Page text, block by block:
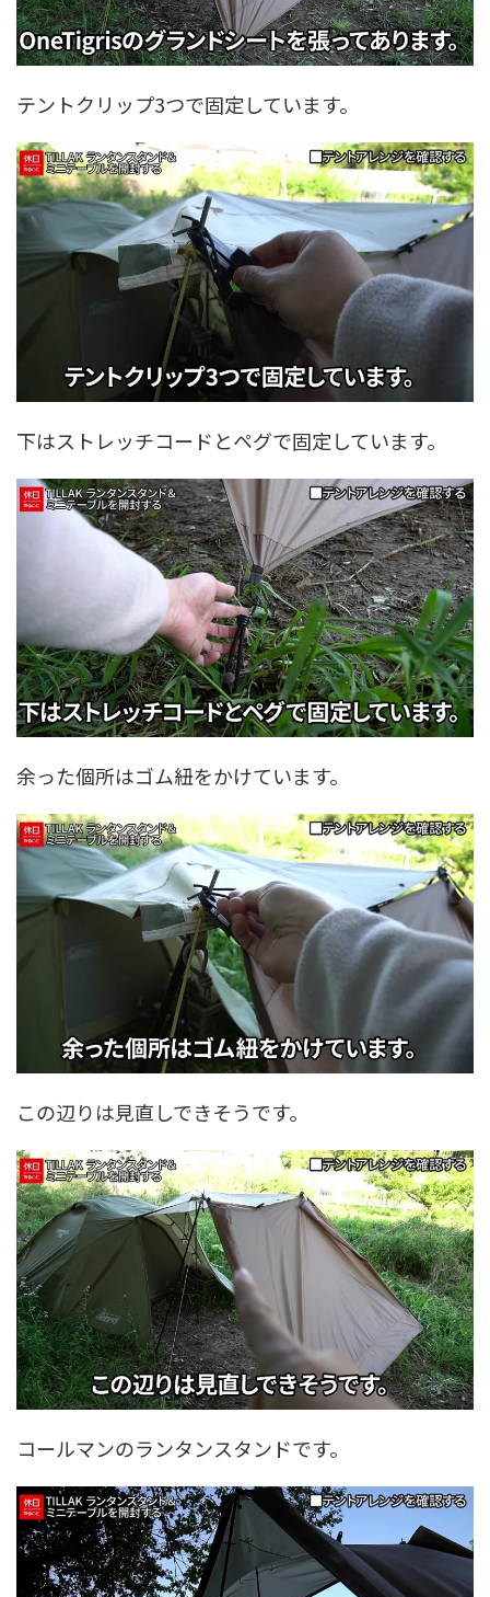
テントクリップ3つで固定しています。
下はストレッチコードとペグで固定しています。
余った個所はゴム紐をかけています。
この辺りは見直しできそうです。
コールマンのランタンスタンドです。